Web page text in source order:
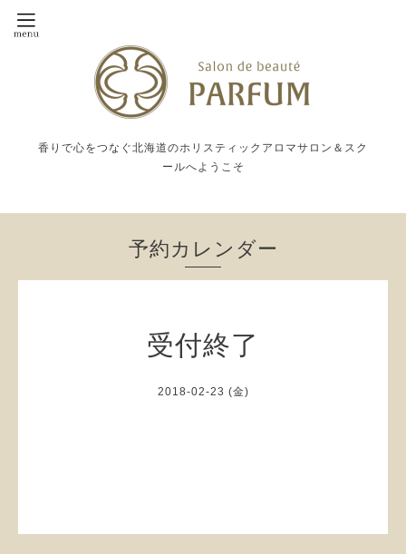
香りで心をつなぐ北海道のホリスティックアロマサロン＆スク
ールへようこそ
予約カレンダー
受付終了
2018-02-23 (金)